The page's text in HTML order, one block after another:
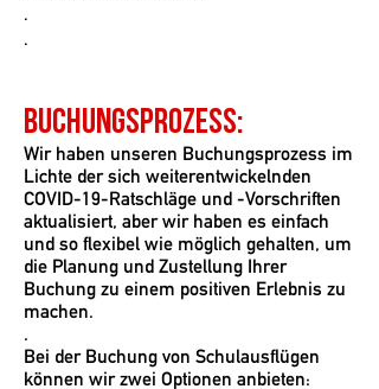
.
.
Buchungsprozess:
Wir haben unseren Buchungsprozess im
Lichte der sich weiterentwickelnden
COVID-19-Ratschläge und -Vorschriften
aktualisiert, aber wir haben es einfach
und so flexibel wie möglich gehalten, um
die Planung und Zustellung Ihrer
Buchung zu einem positiven Erlebnis zu
machen.
.
Bei der Buchung von Schulausflügen
können wir zwei Optionen anbieten: